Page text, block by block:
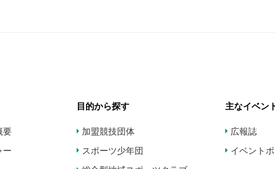
要
ー
目的から探す
加盟競技団体
スポーツ少年団
主なイベン
広報誌
イベント